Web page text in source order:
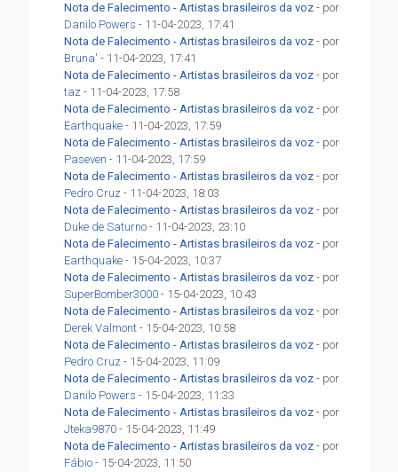
Nota de Falecimento - Artistas brasileiros da voz - por
Danilo Powers - 11-04-2023, 17:41
Nota de Falecimento - Artistas brasileiros da voz - por
Bruna' - 11-04-2023, 17:41
Nota de Falecimento - Artistas brasileiros da voz - por
taz - 11-04-2023, 17:58
Nota de Falecimento - Artistas brasileiros da voz - por
Earthquake - 11-04-2023, 17:59
Nota de Falecimento - Artistas brasileiros da voz - por
Paseven - 11-04-2023, 17:59
Nota de Falecimento - Artistas brasileiros da voz - por
Pedro Cruz - 11-04-2023, 18:03
Nota de Falecimento - Artistas brasileiros da voz - por
Duke de Saturno - 11-04-2023, 23:10
Nota de Falecimento - Artistas brasileiros da voz - por
Earthquake - 15-04-2023, 10:37
Nota de Falecimento - Artistas brasileiros da voz - por
SuperBomber3000 - 15-04-2023, 10:43
Nota de Falecimento - Artistas brasileiros da voz - por
Derek Valmont - 15-04-2023, 10:58
Nota de Falecimento - Artistas brasileiros da voz - por
Pedro Cruz - 15-04-2023, 11:09
Nota de Falecimento - Artistas brasileiros da voz - por
Danilo Powers - 15-04-2023, 11:33
Nota de Falecimento - Artistas brasileiros da voz - por
Jteka9870 - 15-04-2023, 11:49
Nota de Falecimento - Artistas brasileiros da voz - por
Fábio - 15-04-2023, 11:50